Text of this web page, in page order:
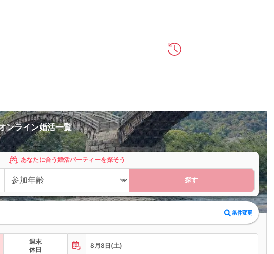
ンライン婚活一覧
あなたに合う婚活パーティーを探そう
探す
条件変更
週末
休日
8月8日(土)